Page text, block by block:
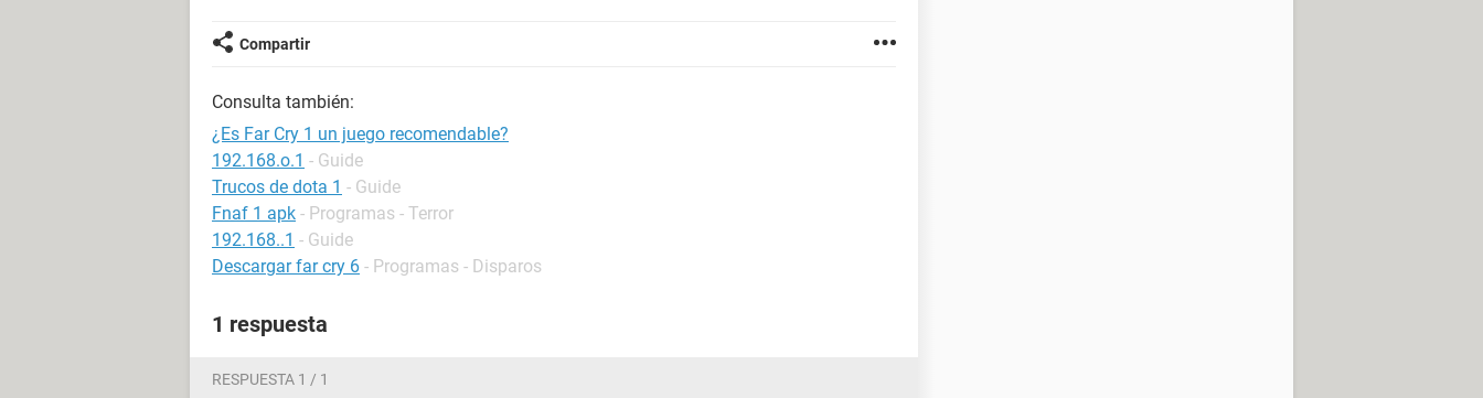
Compartir
Consulta también:
¿Es Far Cry 1 un juego recomendable?
192.168.o.1 - Guide
Trucos de dota 1 - Guide
Fnaf 1 apk - Programas - Terror
192.168..1 - Guide
Descargar far cry 6 - Programas - Disparos
1 respuesta
RESPUESTA 1 / 1